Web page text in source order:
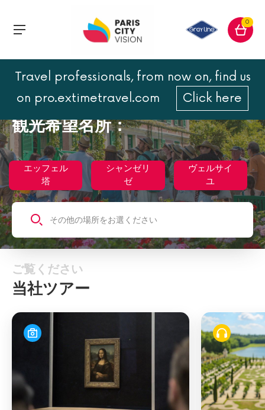
0
Travel professionals, from now on, find us
on pro.extimetravel.com
Click here
観光希望名所：
エッフェル
塔
シャンゼリ
ゼ
ヴェルサイ
ユ
その他の場所をお選ください
ご覧ください
当社ツアー